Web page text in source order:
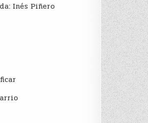
Inés Piñero